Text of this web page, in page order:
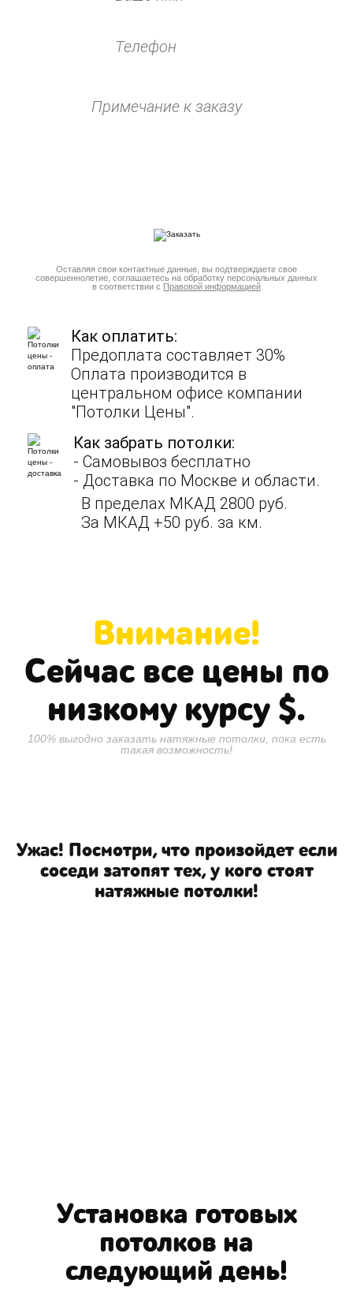
Оставляя свои контактные данные, вы подтверждаете свое
совершеннолетие, соглашаетесь на обработку персональных данных
в соответствии с Правовой информацией
Как оплатить:
Предоплата составляет 30%
Оплата производится в
центральном офисе компании
"Потолки Цены".
Как забрать потолки:
- Cамовывоз бесплатно
- Доставка по Москве и области.
В пределах МКАД 2800 руб.
За МКАД +50 руб. за км.
Внимание!
Сейчас все цены по
низкому курсу $.
100% выгодно заказать натяжные потолки, пока есть
такая возможность!
Ужас! Посмотри, что произойдет если
соседи затопят тех, у кого стоят
натяжные потолки!
Установка готовых
потолков на
следующий день!